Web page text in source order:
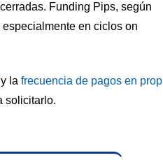
Funding Pips, según
en ciclos on
la frecuencia de pagos en prop
solicitarlo.